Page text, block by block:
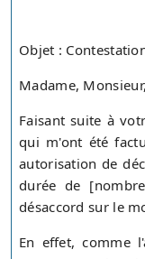
Objet :
Madame, Monsieur,
Faisant suite à
qui m'ont été
autorisation de
durée de
désaccord sur le
En effet, comme